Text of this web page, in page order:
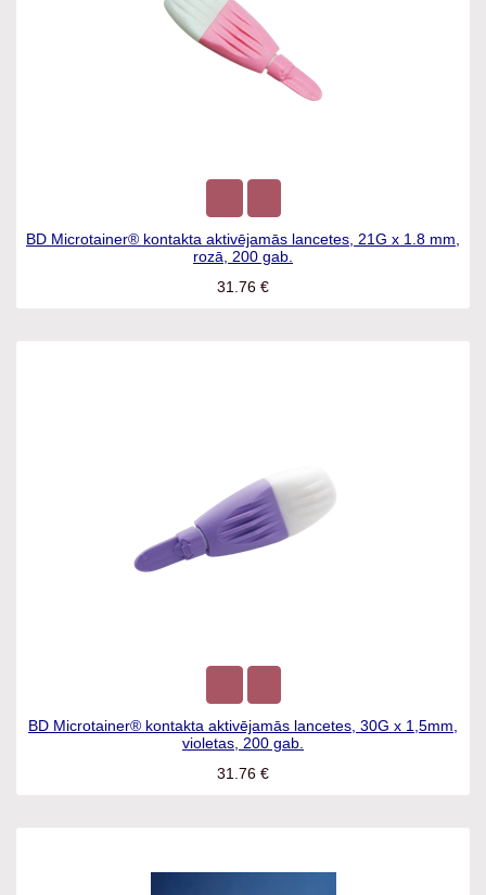
BD Microtainer® kontakta aktivējamās lancetes, 21G x 1.8
mm, rozā, 200 gab.
31.76€
BD Microtainer® kontakta aktivējamās lancetes, 30G x
1,5mm, violetas, 200 gab.
31.76€